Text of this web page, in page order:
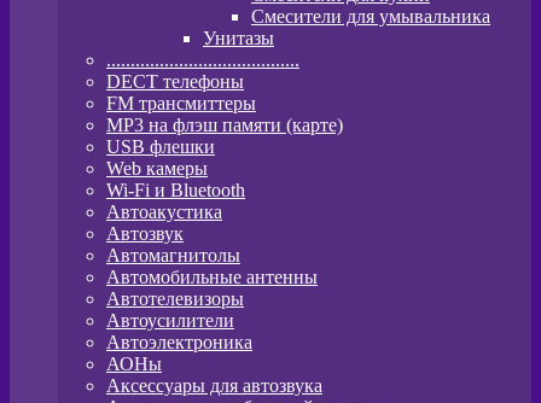
Смесители для умывальника
Унитазы
........................................
DECT телефоны
FM трансмиттеры
MP3 на флэш памяти (карте)
USB флешки
Web камеры
Wi-Fi и Bluetooth
Автоакустика
Автозвук
Автомагнитолы
Автомобильные антенны
Автотелевизоры
Автоусилители
Автоэлектроника
АОНы
Аксессуары для автозвука